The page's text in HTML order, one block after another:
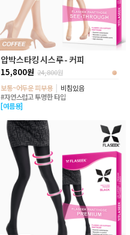
압박스타킹 시스루 - 커피
15,800원 24,800원
보통~어두운 피부용
비침있음
#자연스럽고 투명한 타입
[여름용]